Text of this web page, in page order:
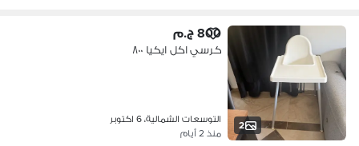
2
800 ج.م
كرسي اكل ايكيا ٨٠٠
التوسعات الشمالية، 6 اكتوبر
منذ 2 أيام